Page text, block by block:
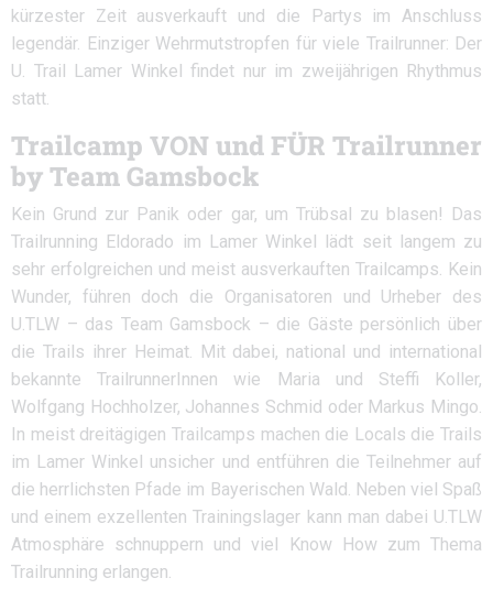
kürzester Zeit ausverkauft und die Partys im Anschluss
legendär. Einziger Wehrmutstropfen für viele Trailrunner: Der
U. Trail Lamer Winkel findet nur im zweijährigen Rhythmus
statt.
Trailcamp VON und FÜR Trailrunner
by Team Gamsbock
Kein Grund zur Panik oder gar, um Trübsal zu blasen! Das
Trailrunning Eldorado im Lamer Winkel lädt seit langem zu
sehr erfolgreichen und meist ausverkauften Trailcamps. Kein
Wunder, führen doch die Organisatoren und Urheber des
U.TLW – das Team Gamsbock – die Gäste persönlich über
die Trails ihrer Heimat. Mit dabei, national und international
bekannte TrailrunnerInnen wie Maria und Steffi Koller,
Wolfgang Hochholzer, Johannes Schmid oder Markus Mingo.
In meist dreitägigen Trailcamps machen die Locals die Trails
im Lamer Winkel unsicher und entführen die Teilnehmer auf
die herrlichsten Pfade im Bayerischen Wald. Neben viel Spaß
und einem exzellenten Trainingslager kann man dabei U.TLW
Atmosphäre schnuppern und viel Know How zum Thema
Trailrunning erlangen.